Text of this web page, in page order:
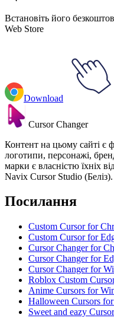
Встановіть його
Web Store
Download
Cursor Changer
Контент на цьому сайті є
логотипи, персонажі,
марки є власністю їхніх
Navix Cursor Studio (Беліз).
Посилання
Custom Cursor for
Custom Cursor for
Cursor Changer for
Cursor Changer for
Cursor Changer for
Roblox Custom
Anime Cursors for
Halloween Cursors
Sweet and eazy